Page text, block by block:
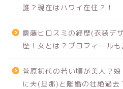
誰？現在はハワイ在住？！
齋藤ヒロスミの経歴(衣装デ
歴！女とは？プロフィールも
菅原初代の若い頃が美人？
に夫(旦那)と離婚の壮絶過去